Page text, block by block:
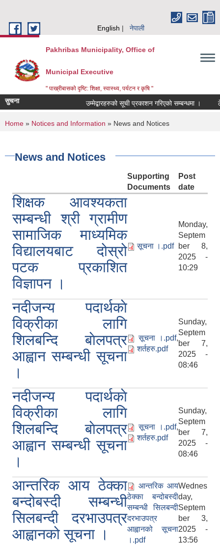
English नेपाली
Pakhribas Municipality, Office of
Municipal Executive
" पाख्रीबासको दृष्टि: शिक्षा, स्वास्थ्य, पर्यटन र कृषि "
सुचना उम्मेद्बारहरुको सूची प्रकाशन गरिएको सम्बन्धमा ।
You are here
Home » Notices and Information » News and Notices
News and Notices
Supporting
Documents
Post
date
शिक्षक आवश्यकता
सम्बन्धी श्री ग्रामीण
सामाजिक माध्यमिक
विद्यालयबाट दोस्रो
पटक प्रकाशित
विज्ञापन ।
सूचना ।.pdf
Monday,
Septem
ber 8,
2025 -
10:29
नदीजन्य पदार्थकाे
विक्रीका लागि
शिलबन्दि बाेलपत्र
आह्वान सम्बन्धी सूचना
।
सूचना ।.pdf,
शर्तहरु.pdf
Sunday,
Septem
ber 7,
2025 -
08:46
नदीजन्य पदार्थकाे
विक्रीका लागि
शिलबन्दि बाेलपत्र
आह्वान सम्बन्धी सूचना
।
सूचना ।.pdf,
शर्तहरु.pdf
Sunday,
Septem
ber 7,
2025 -
08:46
आन्तरिक आय ठेक्का
बन्दोबस्दी सम्बन्धी
सिलबन्दी दरभाउपत्र
आह्वानको सूचना ।
आन्तरिक आय
ठेक्का बन्दोबस्दी
सम्बन्धी सिलबन्दी
दरभाउपत्र
आह्वानको सूचना
।.pdf
Wednes
day,
Septem
ber 3,
2025 -
13:56